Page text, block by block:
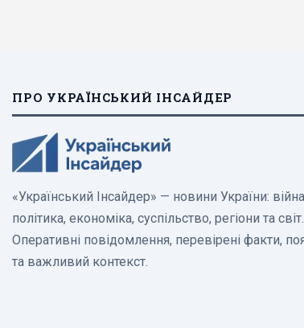
ПРО УКРАЇНСЬКИЙ ІНСАЙДЕР
«Український Інсайдер» — новини України:
політика, економіка, суспільство, регіони та світ.
Оперативні повідомлення, перевірені факти,
та важливий контекст.